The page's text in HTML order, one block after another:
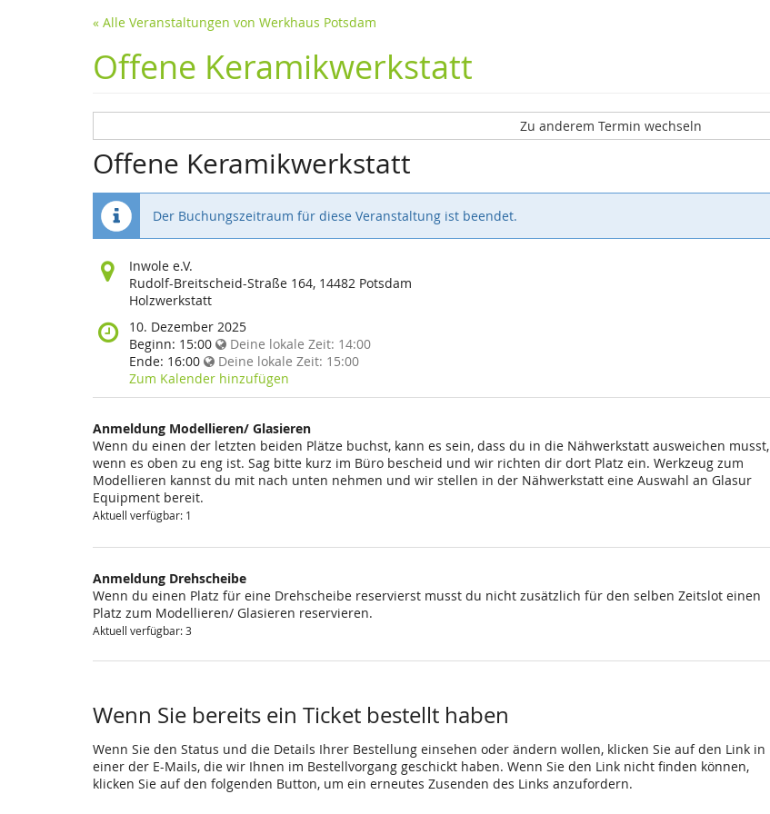
« Alle Veranstaltungen von Werkhaus Potsdam
Offene Keramikwerkstatt
Zu anderem Termin wechseln
Offene Keramikwerkstatt
Der Buchungszeitraum für diese Veranstaltung ist beendet.
Wo
findet
diese
statt?
Inwole e.V.
Rudolf-Breitscheid-Straße 164, 14482 Potsdam
Holzwerkstatt
Wann
findet
diese
Veranstaltung
statt?
10. Dezember 2025
Beginn: 15:00 Deine lokale Zeit: 14:00
Ende: 16:00 Deine lokale Zeit: 15:00
Zum Kalender hinzufügen
Anmeldung Modellieren/ Glasieren
Wenn du einen der letzten beiden Plätze buchst, kann es sein, dass du in die Nähwerkstatt ausweichen musst,
wenn es oben zu eng ist. Sag bitte kurz im Büro bescheid und wir richten dir dort Platz ein. Werkzeug zum
Modellieren kannst du mit nach unten nehmen und wir stellen in der Nähwerkstatt eine Auswahl an Glasur
Equipment bereit.
Aktuell verfügbar: 1
Anmeldung Drehscheibe
Wenn du einen Platz für eine Drehscheibe reservierst musst du nicht zusätzlich für den selben Zeitslot einen
Platz zum Modellieren/ Glasieren reservieren.
Aktuell verfügbar: 3
Wenn Sie bereits ein Ticket bestellt haben
Wenn Sie den Status und die Details Ihrer Bestellung einsehen oder ändern wollen, klicken Sie auf den Link in
einer der E-Mails, die wir Ihnen im Bestellvorgang geschickt haben. Wenn Sie den Link nicht finden können,
klicken Sie auf den folgenden Button, um ein erneutes Zusenden des Links anzufordern.